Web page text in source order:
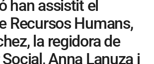
han assistit el
Recursos Humans,
la regidora de
Anna Lanuza i